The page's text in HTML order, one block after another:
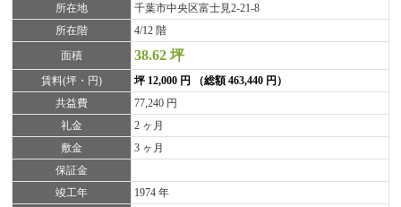
所在地
千葉市中央区富士見2-21-8
所在階
4/12 階
面積
38.62 坪
賃料(坪・円)
坪 12,000 円 （総額 463,440 円）
共益費
77,240 円
礼金
2 ヶ月
敷金
3 ヶ月
保証金
竣工年
1974 年